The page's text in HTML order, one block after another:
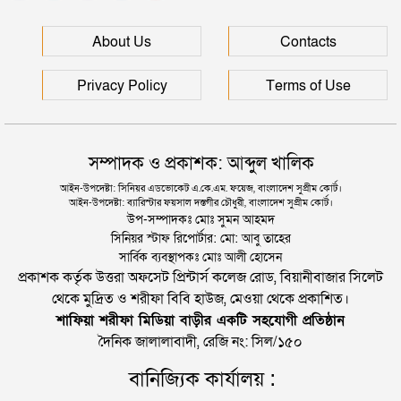
জৈন্তাপুরে বাস চাপায় বৃদ্ধ নিহত, সড়ক অবরোধ
About Us Contacts
Privacy Policy Terms of Use
সম্পাদক ও প্রকাশক: আব্দুল খালিক
আইন-উপদেষ্টা: সিনিয়র এডভোকেট এ.কে.এম. ফয়েজ, বাংলাদেশ সুপ্রীম কোর্ট।
আইন-উপদেষ্টা: ব্যারিস্টার ফয়সাল দস্তগীর চৌধুরী, বাংলাদেশ সুপ্রীম কোর্ট।
উপ-সম্পাদকঃ মোঃ সুমন আহমদ
সিনিয়র স্টাফ রিপোর্টার: মো: আবু তাহের
সার্বিক ব্যবস্থাপকঃ মোঃ আলী হোসেন
প্রকাশক কর্তৃক উত্তরা অফসেট প্রিন্টার্স কলেজ রোড, বিয়ানীবাজার সিলেট
থেকে মুদ্রিত ও শরীফা বিবি হাউজ, মেওয়া থেকে প্রকাশিত।
শাফিয়া শরীফা মিডিয়া বাড়ীর একটি সহযোগী প্রতিষ্ঠান
দৈনিক জালালাবাদী, রেজি নং: সিল/১৫০
বানিজ্যিক কার্যালয় :